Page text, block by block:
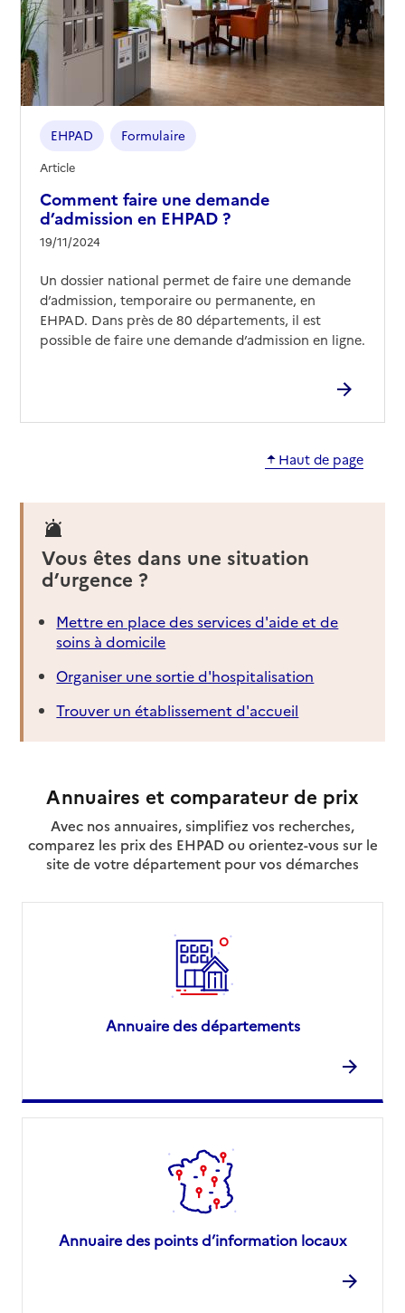
Comment faire une demande
d’admission en EHPAD ?
19/11/2024
EHPAD Formulaire
Article
Un dossier national permet de faire une demande
d’admission, temporaire ou permanente, en
EHPAD. Dans près de 80 départements, il est
possible de faire une demande d’admission en ligne.
Haut de page
Vous êtes dans une situation
d’urgence ?
Mettre en place des services d'aide et de
soins à domicile
Organiser une sortie d'hospitalisation
Trouver un établissement d'accueil
Annuaires et comparateur de prix
Avec nos annuaires, simplifiez vos recherches,
comparez les prix des EHPAD ou orientez-vous sur le
site de votre département pour vos démarches
Annuaire des départements
Annuaire des points d’information locaux